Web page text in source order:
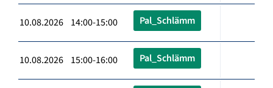
10.08.2026 14:00-15:00 Pal_Schlämm
10.08.2026 15:00-16:00 Pal_Schlämm